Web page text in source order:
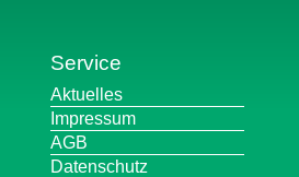
Service
Navigation
überspringen
Aktuelles
Impressum
AGB
Datenschutz